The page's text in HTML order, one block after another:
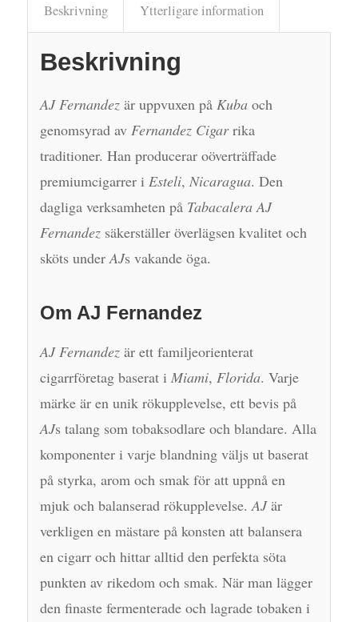
Beskrivning Ytterligare information
Beskrivning
AJ Fernandezär uppvuxen på Kubaoch
genomsyrad av Fernandez Cigarrika
traditioner. Han producerar oöverträffade
premiumcigarrer i Esteli, Nicaragua. Den
dagliga verksamheten på Tabacalera AJ
Fernandezsäkerställer överlägsen kvalitet och
sköts underAJs vakande öga.
Om AJ Fernandez
AJ Fernandezär ett familjeorienterat
cigarrföretag baserat i Miami, Florida. Varje
märke är en unik rökupplevelse, ett bevis på
AJs talang som tobaksodlare och blandare. Alla
komponenter i varje blandning väljs ut baserat
på styrka, arom och smak för att uppnå en
mjuk och balanserad rökupplevelse. AJär
verkligen en mästare på konsten att balansera
en cigarr och hittar alltid den perfekta söta
punkten av rikedom och smak. När man lägger
den finaste fermenterade och lagrade tobaken i